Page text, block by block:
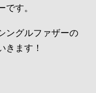
す。
ングルファザーの
きます！